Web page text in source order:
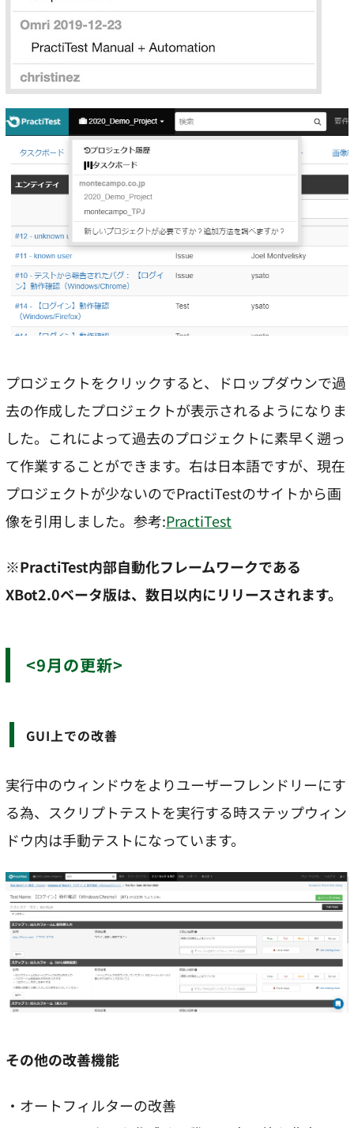
プロジェクトをクリックすると、ドロップダウンで過
去の作成したプロジェクトが表示されるようになりま
した。これによって過去のプロジェクトに素早く遡っ
て作業することができます。右は日本語ですが、現在
プロジェクトが少ないのでPractiTestのサイトから画
像を引用しました。参考:PractiTest
※PractiTest内部自動化フレームワークである
XBot2.0ベータ版は、数日以内にリリースされます。
<9月の更新>
GUI上での改善
実行中のウィンドウをよりユーザーフレンドリーにす
る為、スクリプトテストを実行する時ステップウィン
ドウ内は手動テストになっています。
その他の改善機能
・オートフィルターの改善